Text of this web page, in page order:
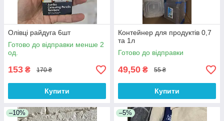
Олівці райдуга 6шт
Готово до відправки менше 2
од.
153 ₴ 170 ₴
Купити
Контейнер для продуктів 0,7
та 1л
Готово до відправки
49,50 ₴ 55 ₴
Купити
–10% –5%